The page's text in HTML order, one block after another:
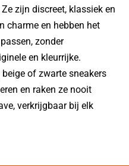
zijn discreet, klassiek en
charme en hebben het
zonder
en kleurrijke.
of zwarte sneakers
en raken ze nooit
verkrijgbaar bij elk